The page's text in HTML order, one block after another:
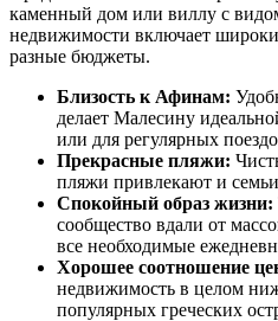
каменный дом или виллу с
недвижимости включает
разные бюджеты.
Близость к Афинам:
делает Малеcину
или для регулярных
Прекрасные пляжи:
пляжи привлекают и
Спокойный образ жизни:
сообщество вдали от
все необходимые
Хорошее соотношение
недвижимость в целом
популярных греческих